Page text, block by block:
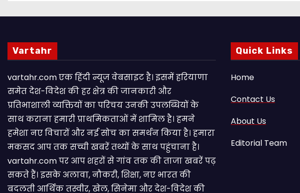
Vartahr
vartahr.com एक हिंदी न्यूज वेबसाइट है। इसमें हरियाणा
समेत देश-विदेश की हर क्षेत्र की जानकारी और
प्रतिभाशाली व्यक्तियों का परिचय उनकी उपलब्धियों के
साथ कराना हमारी प्राथमिकताओं में शामिल है। हमने
हमेशा नए विचारों और नई सोच का समर्थन किया है। हमारा
मकसद आप तक सच्ची खबरें तथ्यों के साथ पहुंचाना है।
vartahr.com पर आप शहरों से गांव तक की ताजा खबरें पढ़
सकते हैं। इसके अलावा, नौकरी, शिक्षा, नए भारत की
बदलती आर्थिक तस्वीर, खेल, सिनेमा और देश-विदेश की
Quick Links
Home
Contact Us
About Us
Editorial Team